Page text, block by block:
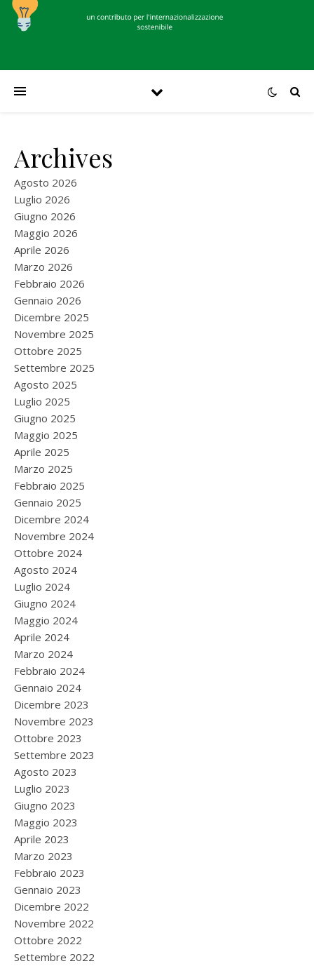
Archives
Agosto 2026
Luglio 2026
Giugno 2026
Maggio 2026
Aprile 2026
Marzo 2026
Febbraio 2026
Gennaio 2026
Dicembre 2025
Novembre 2025
Ottobre 2025
Settembre 2025
Agosto 2025
Luglio 2025
Giugno 2025
Maggio 2025
Aprile 2025
Marzo 2025
Febbraio 2025
Gennaio 2025
Dicembre 2024
Novembre 2024
Ottobre 2024
Agosto 2024
Luglio 2024
Giugno 2024
Maggio 2024
Aprile 2024
Marzo 2024
Febbraio 2024
Gennaio 2024
Dicembre 2023
Novembre 2023
Ottobre 2023
Settembre 2023
Agosto 2023
Luglio 2023
Giugno 2023
Maggio 2023
Aprile 2023
Marzo 2023
Febbraio 2023
Gennaio 2023
Dicembre 2022
Novembre 2022
Ottobre 2022
Settembre 2022